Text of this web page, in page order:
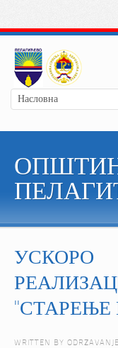
УСКОРО
"СТАРЕЊЕ
WRITTEN BY